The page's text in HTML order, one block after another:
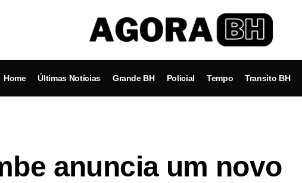
Home Últimas Notícias Grande BH Policial Tempo Transito BH
anuncia um novo